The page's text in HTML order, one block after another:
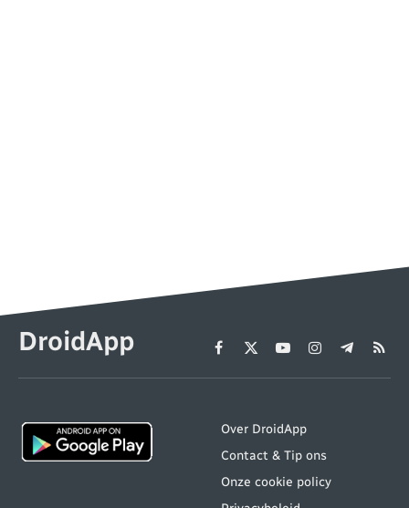
DroidApp Facebook
X
(Twitter)
YouTubeInstagram
Telegram
RSS
Over DroidApp
Contact & Tip ons
Onze cookie policy